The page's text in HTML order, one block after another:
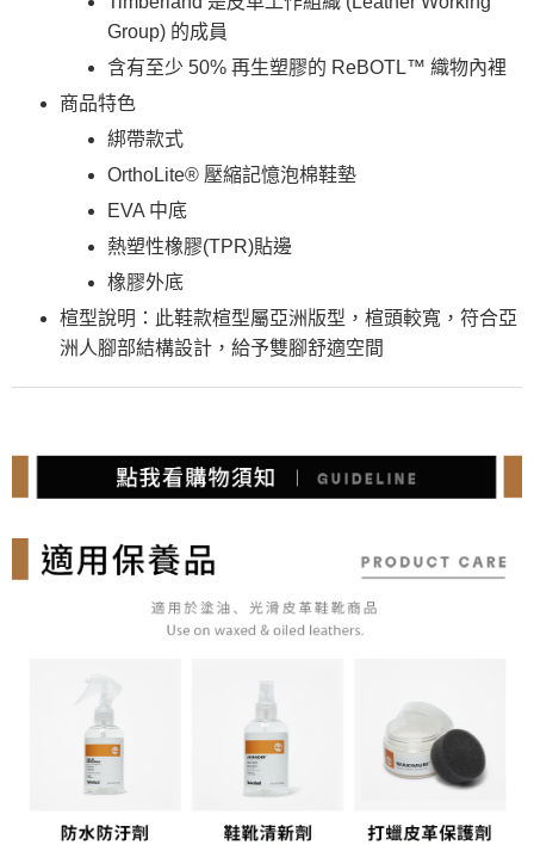
Group) 的成員
含有至少 50% 再生塑膠的 ReBOTL™ 織物內裡
商品特色
綁帶款式
OrthoLite® 壓縮記憶泡棉鞋墊
EVA 中底
熱塑性橡膠(TPR)貼邊
橡膠外底
楦型說明：此鞋款楦型屬亞洲版型，楦頭較寬，符合亞
洲人腳部結構設計，給予雙腳舒適空間